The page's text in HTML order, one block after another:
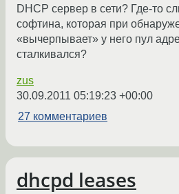
DHCP сервер в сети? Где-то
софтина, которая при
«вычерпывает» у него пул
сталкивался?
zus
30.09.2011 05:19:23 +00:00
27 комментариев
dhcpd leases